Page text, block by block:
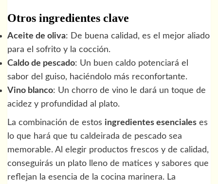
Otros ingredientes clave
Aceite de oliva: De buena calidad, es el mejor aliado
para el sofrito y la cocción.
Caldo de pescado: Un buen caldo potenciará el
sabor del guiso, haciéndolo más reconfortante.
Vino blanco: Un chorro de vino le dará un toque de
acidez y profundidad al plato.
La combinación de estos ingredientes esenciales es
lo que hará que tu caldeirada de pescado sea
memorable. Al elegir productos frescos y de calidad,
conseguirás un plato lleno de matices y sabores que
reflejan la esencia de la cocina marinera. La